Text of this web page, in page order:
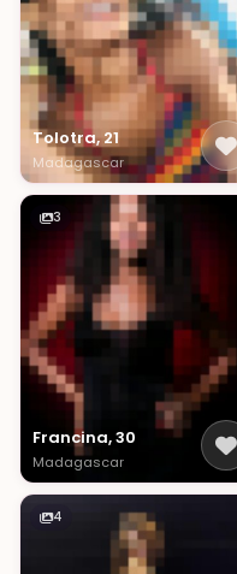
Tolotra, 21
Madagascar
3
Francina, 30
Madagascar
4